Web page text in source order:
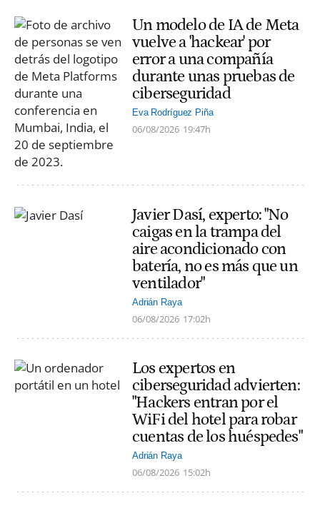
Un modelo de IA de Meta
vuelve a 'hackear' por
error a una compañía
durante unas pruebas de
ciberseguridad
Eva Rodríguez Piña
06/08/2026 19:47h
Javier Dasí, experto: "No
caigas en la trampa del
aire acondicionado con
batería, no es más que un
ventilador"
Adrián Raya
06/08/2026 17:02h
Los expertos en
ciberseguridad advierten:
"Hackers entran por el
WiFi del hotel para robar
cuentas de los huéspedes"
Adrián Raya
06/08/2026 15:02h